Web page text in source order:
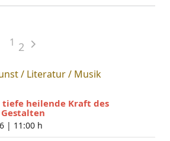
1 2
/ Literatur / Musik
tiefe heilende Kraft des
| 11:00 h